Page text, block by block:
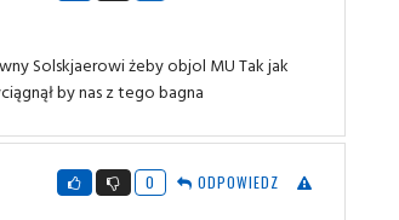
Solskjaerowi żeby objol MU Tak jak
by nas z tego bagna
0 ODPOWIEDZ